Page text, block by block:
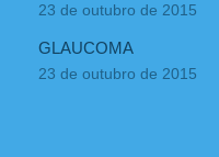
23 de outubro de 2015
GLAUCOMA
23 de outubro de 2015